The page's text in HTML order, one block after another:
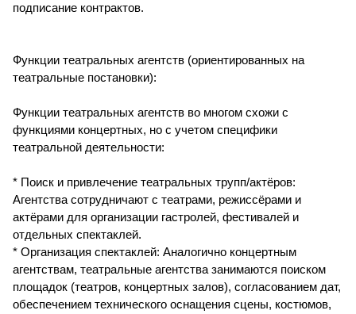
подписание контрактов.
Функции театральных агентств (ориентированных на
театральные постановки):
Функции театральных агентств во многом схожи с
функциями концертных, но с учетом специфики
театральной деятельности:
* Поиск и привлечение театральных трупп/актёров:
Агентства сотрудничают с театрами, режиссёрами и
актёрами для организации гастролей, фестивалей и
отдельных спектаклей.
* Организация спектаклей: Аналогично концертным
агентствам, театральные агентства занимаются поиском
площадок (театров, концертных залов), согласованием дат,
обеспечением технического оснащения сцены, костюмов,